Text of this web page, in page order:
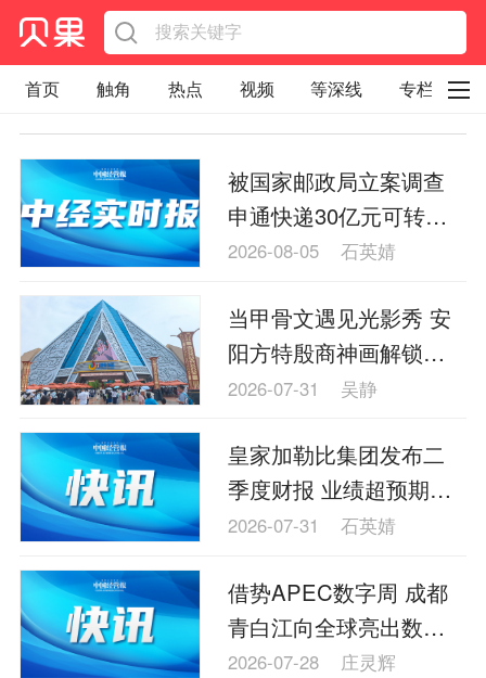
首页 触角 热点 视频 等深线 专栏
辉常道
荀瓜问道 商学院
报纸视频
企业面面观
太空星愿航天资讯
经济史话
等深线精选
宏观经济 事件
要闻
区域经济
科技
医药健康
文娱 体育 消费
银行
理财
资本市场
今日快评
我们来补课
图说
与老板对话
家族企业
品牌活动
被国家邮政局立案调查
申通快递30亿元可转债
申请终止股价下跌
2026-08-05 石英婧
当甲骨文遇见光影秀 安
阳方特殷商神画解锁文
旅新玩法
2026-07-31 吴静
皇家加勒比集团发布二
季度财报 业绩超预期并
上调全年业绩指引
2026-07-31 石英婧
借势APEC数字周 成都
青白江向全球亮出数字
物流“机遇清单”
2026-07-28 庄灵辉